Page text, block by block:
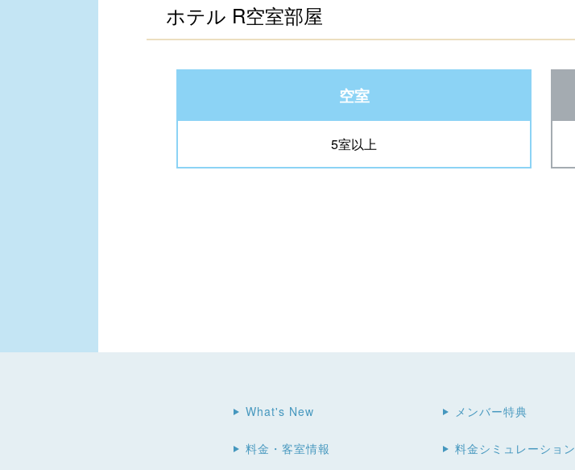
ホテル R空室部屋
空室
5室以上
What's New メンバー特典
料金・客室情報 料金シミュレーション